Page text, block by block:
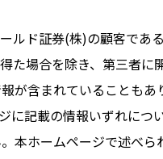
ルド証券(株)の顧客であ
た場合を除き、第三者
が含まれていることも
に記載の情報いずれにつ
本ホームページで述べ